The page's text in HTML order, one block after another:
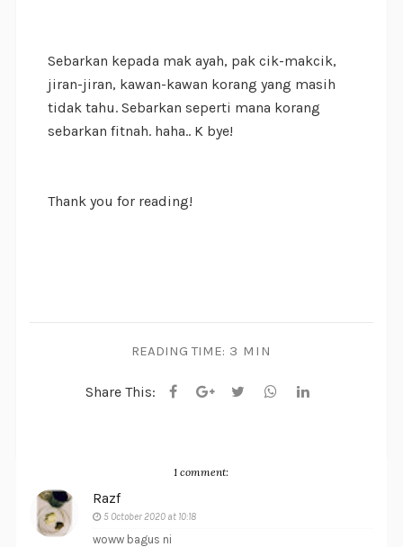
Sebarkan kepada mak ayah, pak cik-makcik,
jiran-jiran, kawan-kawan korang yang masih
tidak tahu. Sebarkan seperti mana korang
sebarkan fitnah. haha.. K bye!
Thank you for reading!
READING TIME: 3 MIN
Share This:
1 comment:
Razf
5 October 2020 at 10:18
woww bagus ni